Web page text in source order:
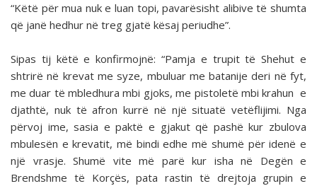
“Këtë për mua nuk e luan topi, pavarësisht alibive të shumta
që janë hedhur në treg gjatë kësaj periudhe”.
Sipas tij këtë e konfirmojnë: “Pamja e trupit të Shehut e
shtrirë në krevat me syze, mbuluar me batanije deri në fyt,
me duar të mbledhura mbi gjoks, me pistoletë mbi krahun e
djathtë, nuk të afron kurrë në një situatë vetëflijimi. Nga
përvoj ime, sasia e paktë e gjakut që pashë kur zbulova
mbulesën e krevatit, më bindi edhe më shumë për idenë e
një vrasje. Shumë vite më parë kur isha në Degën e
Brendshme të Korçës, pata rastin të drejtoja grupin e